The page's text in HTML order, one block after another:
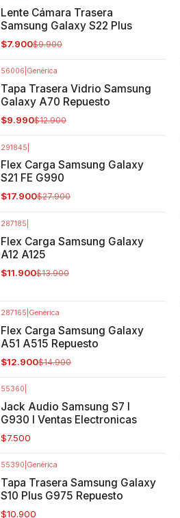
Lente Cámara Trasera
Samsung Galaxy S22 Plus
$7.900$9.900
56006 Genérica
Tapa Trasera Vidrio Samsung
Galaxy A70 Repuesto
$9.990$12.900
291845
Flex Carga Samsung Galaxy
S21 FE G990
$17.900$27.900
287185
Flex Carga Samsung Galaxy
A12 A125
$11.900$13.900
287165 Genérica
Flex Carga Samsung Galaxy
A51 A515 Repuesto
$12.900$14.900
55360
Jack Audio Samsung S7 I
G930 I Ventas Electronicas
$7.500
55390 Genérica
Tapa Trasera Samsung Galaxy
S10 Plus G975 Repuesto
$10.900